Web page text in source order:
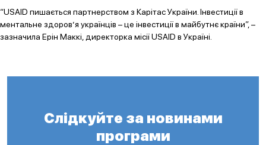
“USAID пишається партнерством з Карітас України. Інвестиції в
ментальне здоров’я українців – це інвестиції в майбутнє країни”, –
зазначила Ерін Маккі, директорка місії USAID в Україні.
Слідкуйте за новинами
програми